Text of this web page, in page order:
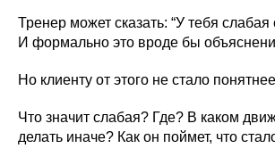
Тренер может сказать: “У тебя слабая
И формально это вроде бы
Но клиенту от этого не стало
Что значит слабая? Где? В каком
делать иначе? Как он поймет, что